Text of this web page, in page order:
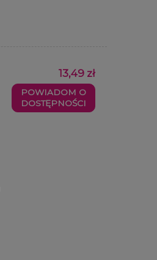
13,49 zł
POWIADOM O
DOSTĘPNOŚCI